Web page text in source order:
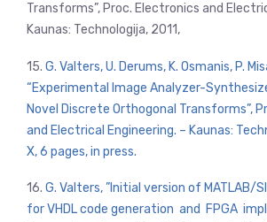
Transforms”, Proc. Electronics and
Kaunas: Technologija, 2011,
15. G. Valters, U. Derums, K. Osmanis, P.
“Experimental Image Analyzer-
Novel Discrete Orthogonal Transforms”,
and Electrical Engineering. – Kaunas:
X, 6 pages, in press.
16. G. Valters, ”Initial version of MATLAB/
for VHDL code generation and FPGA